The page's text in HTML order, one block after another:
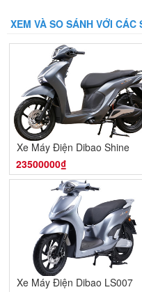
Phuộc sau
Phụ kiện đi kèm theo xe
XEM VÀ SO SÁNH VỚI
Xe Máy Điện Dibao Shine
23500000₫
Xe Máy Điện Dibao LS007